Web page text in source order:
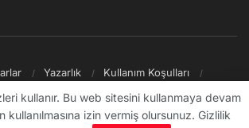
Yazarlık
Kullanım Koşulları
kullanır. Bu web sitesini kullanmaya devam
kullanılmasına izin vermiş olursunuz. Gizlilik